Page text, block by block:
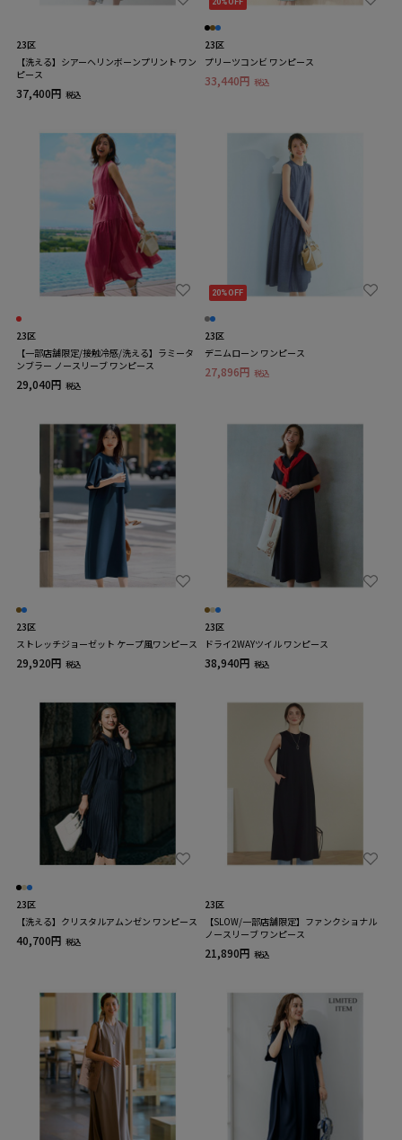
23区
【洗える】シアーヘリンボーンプリント ワン
ピース
37,400円 税込
23区
プリーツコンビ ワンピース
33,440円 税込
23区
【一部店舗限定/接触冷感/洗える】ラミータ
ンブラー ノースリーブ ワンピース
29,040円 税込
20%OFF
23区
デニムローン ワンピース
27,896円 税込
23区
ストレッチジョーゼット ケープ風ワンピース
29,920円 税込
23区
ドライ2WAYツイル ワンピース
38,940円 税込
23区
【洗える】クリスタルアムンゼン ワンピース
40,700円 税込
23区
【SLOW/一部店舗限定】ファンクショナル
ノースリーブ ワンピース
21,890円 税込